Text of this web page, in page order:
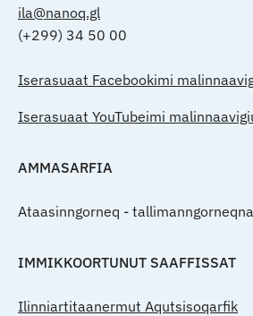
ila@nanoq.gl
(+299) 34 50 00
Iserasuaat Facebookimi
Iserasuaat YouTubeimi
AMMASARFIA
Ataasinngorneq -
IMMIKKOORTUNUT SAAFFISSAT
Ilinniartitaanermut Aqutsisoqarfik